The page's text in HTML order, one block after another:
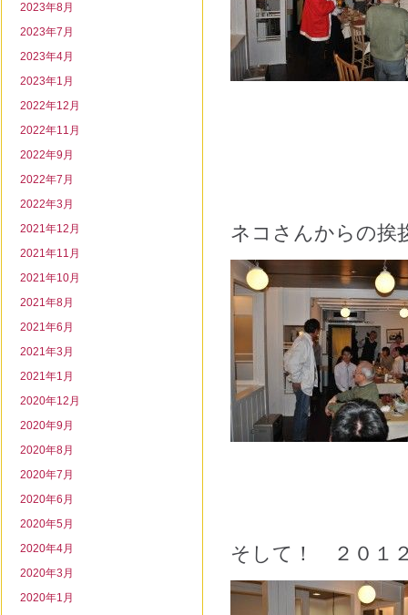
2023年8月
2023年7月
2023年4月
2023年1月
2022年12月
2022年11月
2022年9月
2022年7月
2022年3月
2021年12月
2021年11月
2021年10月
2021年8月
2021年6月
2021年3月
2021年1月
2020年12月
2020年9月
2020年8月
2020年7月
2020年6月
2020年5月
2020年4月
2020年3月
2020年1月
ネコさんからの挨
そして！ ２０１